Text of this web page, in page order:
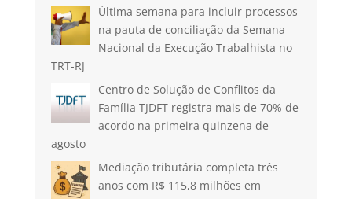
Última semana para incluir processos
na pauta de conciliação da Semana
Nacional da Execução Trabalhista no
TRT-RJ
Centro de Solução de Conflitos da
Família TJDFT registra mais de 70% de
acordo na primeira quinzena de
agosto
Mediação tributária completa três
anos com R$ 115,8 milhões em